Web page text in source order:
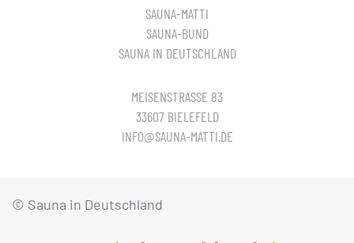
SAUNA-MATTI
SAUNA-BUND
SAUNA IN DEUTSCHLAND
MEISENSTRASSE 83
33607 BIELEFELD
INFO@SAUNA-MATTI.DE
© Sauna in Deutschland